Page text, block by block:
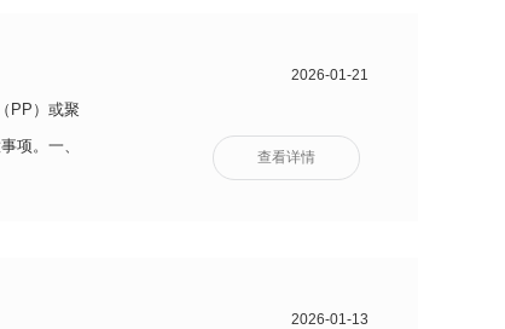
PP）或聚
项。一、
2026-01-21
查看详情
2026-01-13